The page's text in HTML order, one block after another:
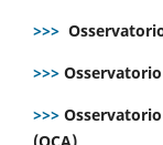
>>>
>>>
>>>
(OCA)